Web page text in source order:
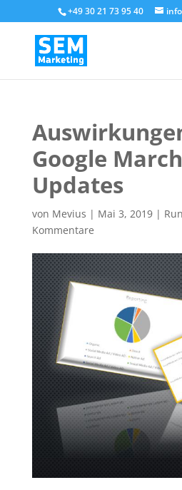
+49 30 21 73 95 40
Google
Updates
von Mevius | Mai 3, 2019|
Kommentare